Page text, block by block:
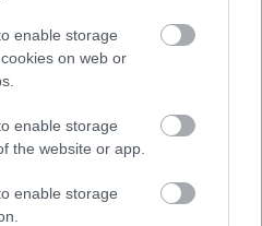
enable storage
on web or
enable storage
the website or app.
enable storage